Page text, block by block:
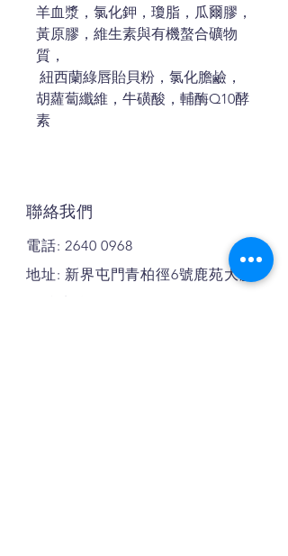
羊血漿，氯化鉀，瓊脂，瓜爾膠，
黃原膠，維生素與有機螯合礦物
質，
紐西蘭綠唇貽貝粉，氯化膽鹼，
胡蘿蔔纖維，牛磺酸，輔酶Q10酵
素
聯絡我們
電話:2640 0968
地址: 新界屯門青柏徑6號鹿苑大廈